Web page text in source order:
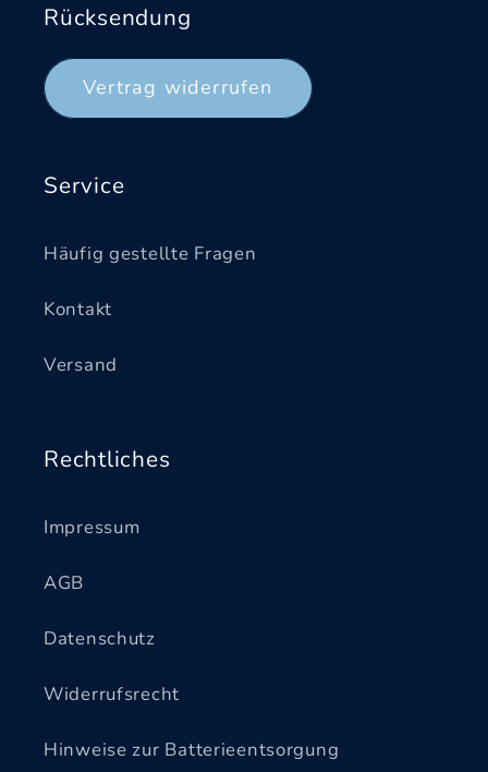
Rücksendung
Vertrag widerrufen
Service
Häufig gestellte Fragen
Kontakt
Versand
Rechtliches
Impressum
AGB
Datenschutz
Widerrufsrecht
Hinweise zur Batterieentsorgung